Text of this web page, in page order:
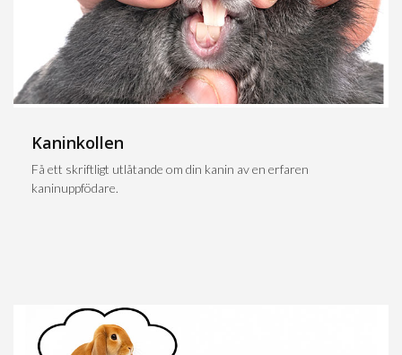
Kaninkollen
Få ett skriftligt utlåtande om din kanin av en erfaren
kaninuppfödare.